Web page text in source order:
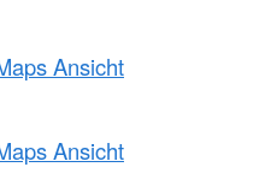
Ansicht
Ansicht